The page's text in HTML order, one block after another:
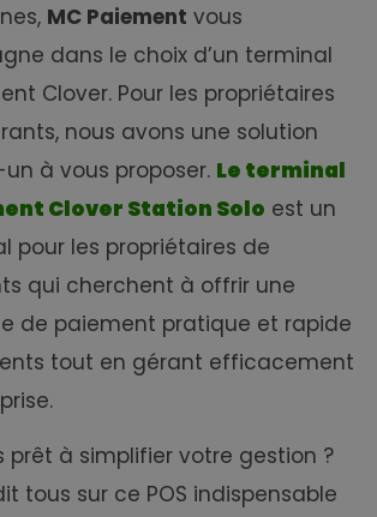
MC Paiement vous
dans le choix d’un terminal
Clover. Pour les propriétaires
nous avons une solution
à vous proposer. Le terminal
Clover Station Solo est un
pour les propriétaires de
qui cherchent à offrir une
de paiement pratique et rapide
tout en gérant efficacement
prêt à simplifier votre gestion ?
tous sur ce POS indispensable